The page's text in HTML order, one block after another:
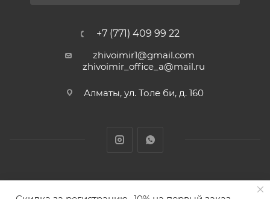
+7 (771) 409 99 22
zhivoimir1@gmail.com
zhivoimir_office_a@mail.ru
Алматы, ул. Толе би, д. 160